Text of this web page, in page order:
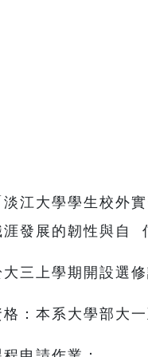
江大學學生校外
發展的韌性與自
大三上學期開設選
格：本系大學部大